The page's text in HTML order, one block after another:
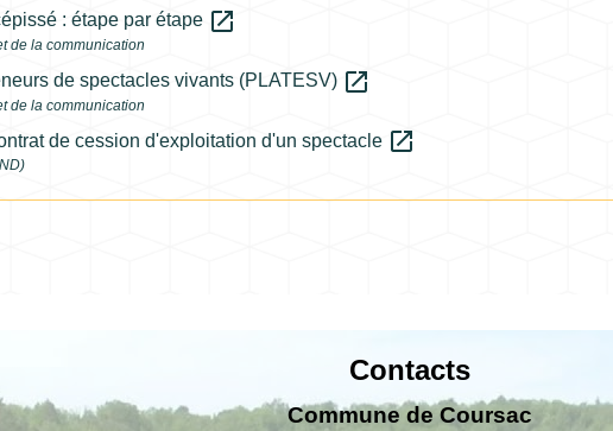
: étape par étape open_in_new
de la communication
de spectacles vivants (PLATESV) open_in_new
de la communication
de cession d'exploitation d'un spectacle open_in_new
Contacts
Commune de Coursac